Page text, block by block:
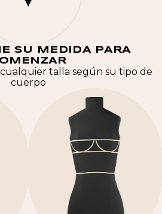
SU MEDIDA PARA
talla según su tipo de
cuerpo